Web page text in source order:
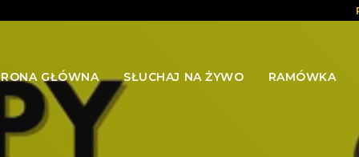
GŁÓWNA SŁUCHAJ NA ŻYWO RAMÓWKA